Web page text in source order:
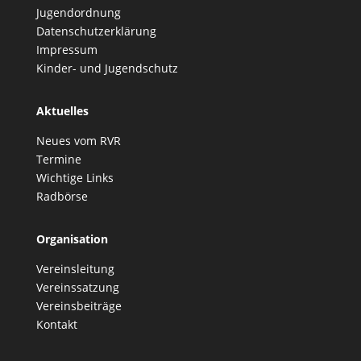
Jugendordnung
Datenschutzerklärung
Impressum
Kinder- und Jugendschutz
Aktuelles
Neues vom RVR
Termine
Wichtige Links
Radbörse
Organisation
Vereinsleitung
Vereinssatzung
Vereinsbeiträge
Kontakt